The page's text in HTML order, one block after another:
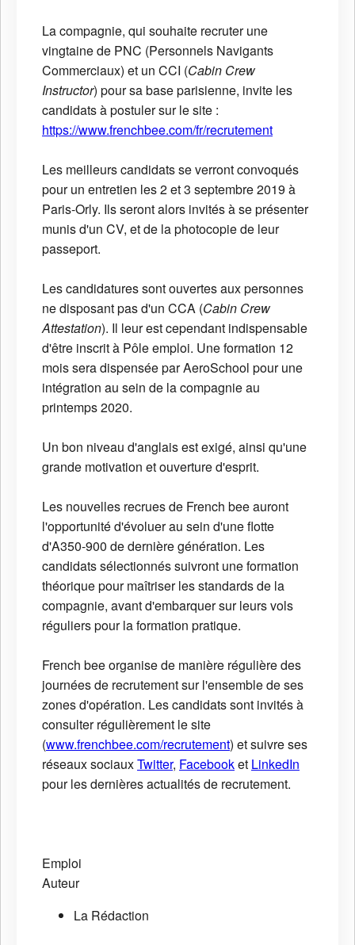
La compagnie, qui souhaite recruter une
vingtaine de PNC (Personnels Navigants
Commerciaux) et un CCI (Cabin Crew
Instructor) pour sa base parisienne, invite les
candidats à postuler sur le site :
https://www.frenchbee.com/fr/recrutement
Les meilleurs candidats se verront convoqués
pour un entretien les 2 et 3 septembre 2019 à
Paris-Orly. Ils seront alors invités à se présenter
munis d'un CV, et de la photocopie de leur
passeport.
Les candidatures sont ouvertes aux personnes
ne disposant pas d'un CCA (Cabin Crew
Attestation). Il leur est cependant indispensable
d'être inscrit à Pôle emploi. Une formation 12
mois sera dispensée par AeroSchool pour une
intégration au sein de la compagnie au
printemps 2020.
Un bon niveau d'anglais est exigé, ainsi qu'une
grande motivation et ouverture d'esprit.
Les nouvelles recrues de French bee auront
l'opportunité d'évoluer au sein d'une flotte
d'A350-900 de dernière génération. Les
candidats sélectionnés suivront une formation
théorique pour maîtriser les standards de la
compagnie, avant d'embarquer sur leurs vols
réguliers pour la formation pratique.
French bee organise de manière régulière des
journées de recrutement sur l'ensemble de ses
zones d'opération. Les candidats sont invités à
consulter régulièrement le site
(www.frenchbee.com/recrutement) et suivre ses
réseaux sociauxTwitter, Facebooket LinkedIn
pour les dernières actualités de recrutement.
Emploi
Auteur
La Rédaction